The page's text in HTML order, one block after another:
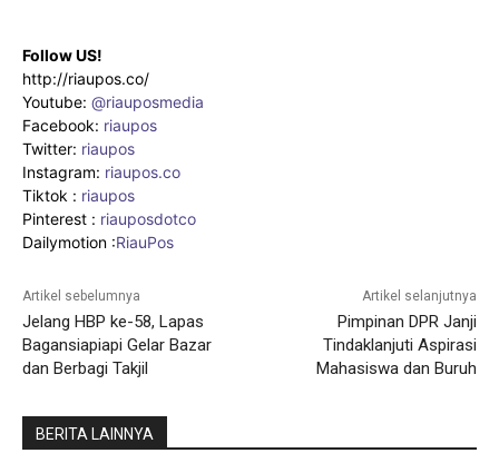
Follow US!
http://riaupos.co/
Youtube: @riauposmedia
Facebook: riaupos
Twitter: riaupos
Instagram: riaupos.co
Tiktok : riaupos
Pinterest : riauposdotco
Dailymotion :RiauPos
Artikel sebelumnya
Jelang HBP ke-58, Lapas
Bagansiapiapi Gelar Bazar
dan Berbagi Takjil
Artikel selanjutnya
Pimpinan DPR Janji
Tindaklanjuti Aspirasi
Mahasiswa dan Buruh
BERITA LAINNYA